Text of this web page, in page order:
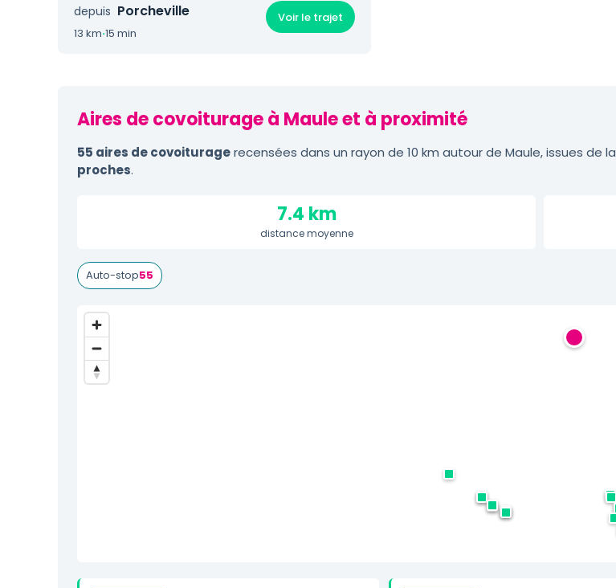
depuis Porcheville
13 km·15 min
Voir le trajet
Aires de covoiturage à Maule et à proximité
55 aires de covoituragerecensées dans un rayon de 10 km autour de Maule, issues de la
proches.
7.4 km
distance moyenne
Auto-stop55